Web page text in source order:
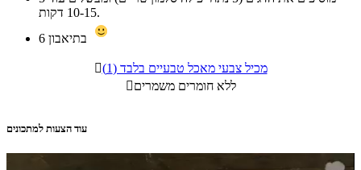
10-15 דקות.
6

מכיל צבעי מאכל טבעיים בלבד (1)
ללא חומרים משמרים
עוד הצעות למתכונים